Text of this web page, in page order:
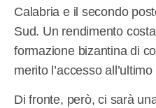
Calabria e il secondo
Sud. Un rendimento
formazione bizantina di
merito l’accesso
Di fronte, però, ci sarà